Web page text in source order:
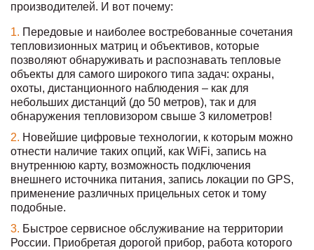
производителей. И вот почему:
Передовые и наиболее востребованные сочетания
тепловизионных матриц и объективов, которые
позволяют обнаруживать и распознавать тепловые
объекты для самого широкого типа задач: охраны,
охоты, дистанционного наблюдения – как для
небольших дистанций (до 50 метров), так и для
обнаружения тепловизором свыше 3 километров!
Новейшие цифровые технологии, к которым можно
отнести наличие таких опций, как WiFi, запись на
внутреннюю карту, возможность подключения
внешнего источника питания, запись локации по GPS,
применение различных прицельных сеток и тому
подобные.
Быстрое сервисное обслуживание на территории
России. Приобретая дорогой прибор, работа которого